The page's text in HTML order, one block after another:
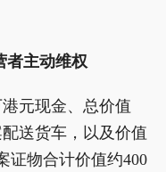
者主动维权
元现金、总价值
送货车，以及价值
证物合计价值约400